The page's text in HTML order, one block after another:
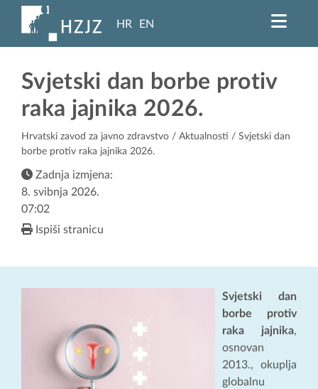
HR EN
Svjetski dan borbe protiv
raka jajnika 2026.
Hrvatski zavod za javno zdravstvo / Aktualnosti / Svjetski dan
borbe protiv raka jajnika 2026.
Zadnja izmjena:
8. svibnja 2026.
07:02
Ispiši stranicu
Svjetski dan
borbe protiv
raka jajnika,
osnovan
2013., okuplja
globalnu